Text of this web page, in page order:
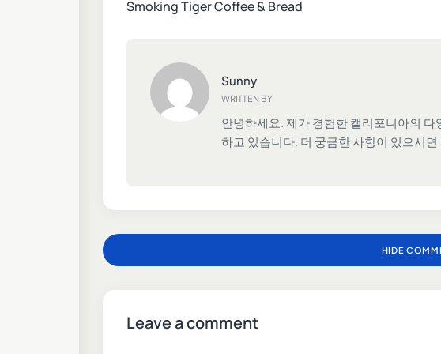
Smoking Tiger Coffee & Bread
WRITTEN BY
Sunny
안녕하세요. 제가 경험한 캘리포니아의
하고 있습니다. 더 궁금한 사항이 있으시
HIDE
Leave a comment